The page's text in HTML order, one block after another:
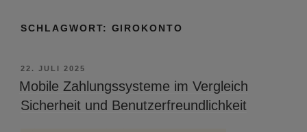
SCHLAGWORT: GIROKONTO
VERÖFFENTLICHT
AM
22. JULI 2025
Mobile Zahlungssysteme im Vergleich
Sicherheit und Benutzerfreundlichkeit